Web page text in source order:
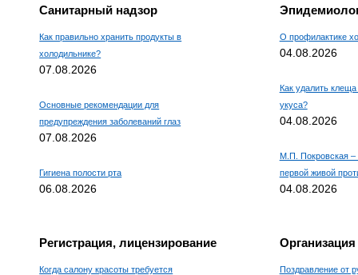
Санитарный надзор
Как правильно хранить продукты в
холодильнике?
07.08.2026
Основные рекомендации для
предупреждения заболеваний глаз
07.08.2026
Гигиена полости рта
06.08.2026
Регистрация, лицензирование
Когда салону красоты требуется
О профилактике
04.08.2026
Как удалить
укуса?
04.08.2026
М.П. Покровская –
первой живой
04.08.2026
Поздравление от